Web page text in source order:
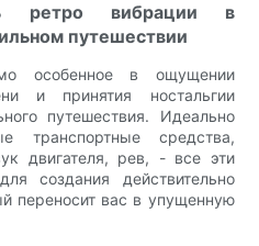
ретро вибрации в
путешествии
особенное в ощущении
и принятия ностальгии
путешествия. Идеально
транспортные средства,
двигателя, рев, - все эти
создания действительно
переносит вас в упущенную